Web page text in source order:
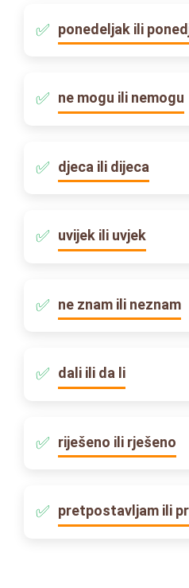
ponedeljak ili
ne mogu ili nemogu
djeca ili dijeca
uvijek ili uvjek
ne znam ili neznam
dali ili da li
riješeno ili rješeno
pretpostavljam ili